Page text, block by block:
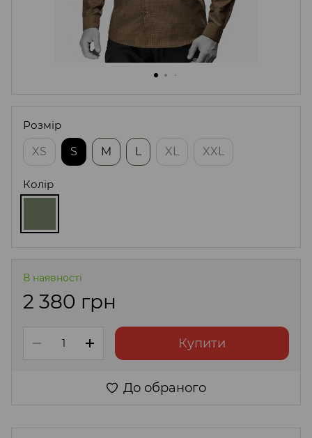
Розмір
XS
S M L XL XXL
Колір
В наявності
2 380 грн
Купити
До обраного